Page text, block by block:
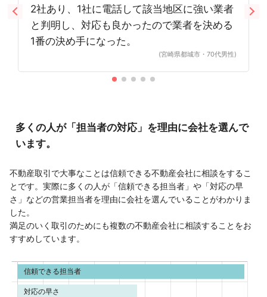
2社あり、1社に電話して該当地区に強い業者
と判明し、対応も良かったので業者を決める
1番の決め手になった。
(宮崎県都城市・70代男性)
多くの人が「担当者の対応」を理由に会社を選んで
います。
不動産取引で大事なことは信頼できる不動産会社に相談をするこ
とです。実際に多くの人が「信頼できる担当者」や「対応の早
さ」などの営業担当者を理由に会社を選んでいることがわかりま
した。
満足のいく取引のためにも複数の不動産会社に相談することをお
すすめしています。